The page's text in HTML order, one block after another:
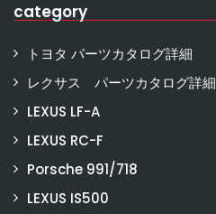
category
トヨタ パーツカタログ詳細
レクサス パーツカタログ詳細
LEXUS LF-A
LEXUS RC-F
Porsche 991/718
LEXUS IS500